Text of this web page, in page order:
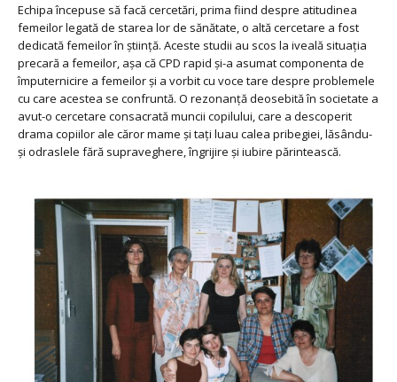
Echipa începuse să facă cercetări, prima fiind despre atitudinea
femeilor legată de starea lor de sănătate, o altă cercetare a fost
dedicată femeilor în știință. Aceste studii au scos la iveală situația
precară a femeilor, așa că CPD rapid și-a asumat componenta de
împuternicire a femeilor și a vorbit cu voce tare despre problemele
cu care acestea se confruntă. O rezonanță deosebită în societate a
avut-o cercetare consacrată muncii copilului, care a descoperit
drama copiilor ale căror mame și tați luau calea pribegiei, lăsându-
și odraslele fără supraveghere, îngrijire și iubire părintească.